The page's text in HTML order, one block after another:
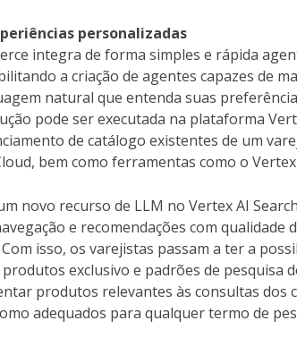
personalizadas
integra de forma simples e rápida
a criação de agentes capazes de
natural que entenda suas
pode ser executada na plataforma
de catálogo existentes de um
bem como ferramentas como o
novo recurso de LLM no Vertex AI
e recomendações com qualidade
isso, os varejistas passam a ter a
exclusivo e padrões de pesquisa
produtos relevantes às consultas dos
adequados para qualquer termo de